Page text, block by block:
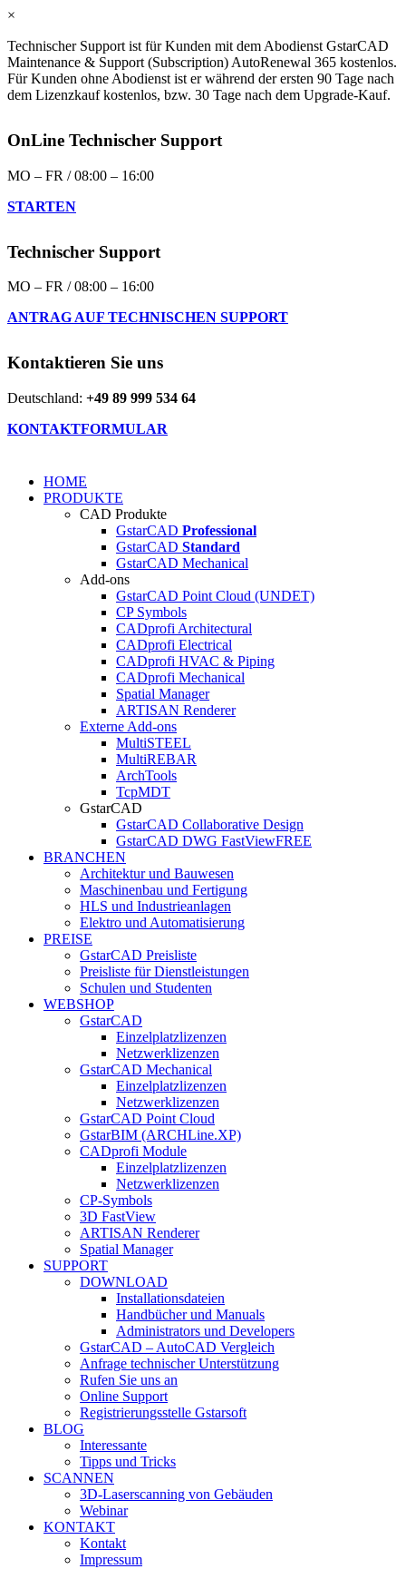
×
Technischer Support ist für Kunden mit dem Abodienst GstarCAD
Maintenance & Support (Subscription) AutoRenewal 365 kostenlos.
Für Kunden ohne Abodienst ist er während der ersten 90 Tage nach
dem Lizenzkauf kostenlos, bzw. 30 Tage nach dem Upgrade-Kauf.
OnLine Technischer Support
MO – FR / 08:00 – 16:00
STARTEN
Technischer Support
MO – FR / 08:00 – 16:00
ANTRAG AUF TECHNISCHEN SUPPORT
Kontaktieren Sie uns
Deutschland: +49 89 999 534 64
KONTAKTFORMULAR
HOME
PRODUKTE
CAD Produkte
GstarCAD Professional
GstarCAD Standard
GstarCAD Mechanical
Add-ons
GstarCAD Point Cloud (UNDET)
CP Symbols
CADprofi Architectural
CADprofi Electrical
CADprofi HVAC & Piping
CADprofi Mechanical
Spatial Manager
ARTISAN Renderer
Externe Add-ons
MultiSTEEL
MultiREBAR
ArchTools
TcpMDT
GstarCAD
GstarCAD Collaborative Design
GstarCAD DWG FastViewFREE
BRANCHEN
Architektur und Bauwesen
Maschinenbau und Fertigung
HLS und Industrieanlagen
Elektro und Automatisierung
PREISE
GstarCAD Preisliste
Preisliste für Dienstleistungen
Schulen und Studenten
WEBSHOP
GstarCAD
Einzelplatzlizenzen
Netzwerklizenzen
GstarCAD Mechanical
Einzelplatzlizenzen
Netzwerklizenzen
GstarCAD Point Cloud
GstarBIM (ARCHLine.XP)
CADprofi Module
Einzelplatzlizenzen
Netzwerklizenzen
CP-Symbols
3D FastView
ARTISAN Renderer
Spatial Manager
SUPPORT
DOWNLOAD
Installationsdateien
Handbücher und Manuals
Administrators und Developers
GstarCAD – AutoCAD Vergleich
Anfrage technischer Unterstützung
Rufen Sie uns an
Online Support
Registrierungsstelle Gstarsoft
BLOG
Interessante
Tipps und Tricks
SCANNEN
3D-Laserscanning von Gebäuden
Webinar
KONTAKT
Kontakt
Impressum